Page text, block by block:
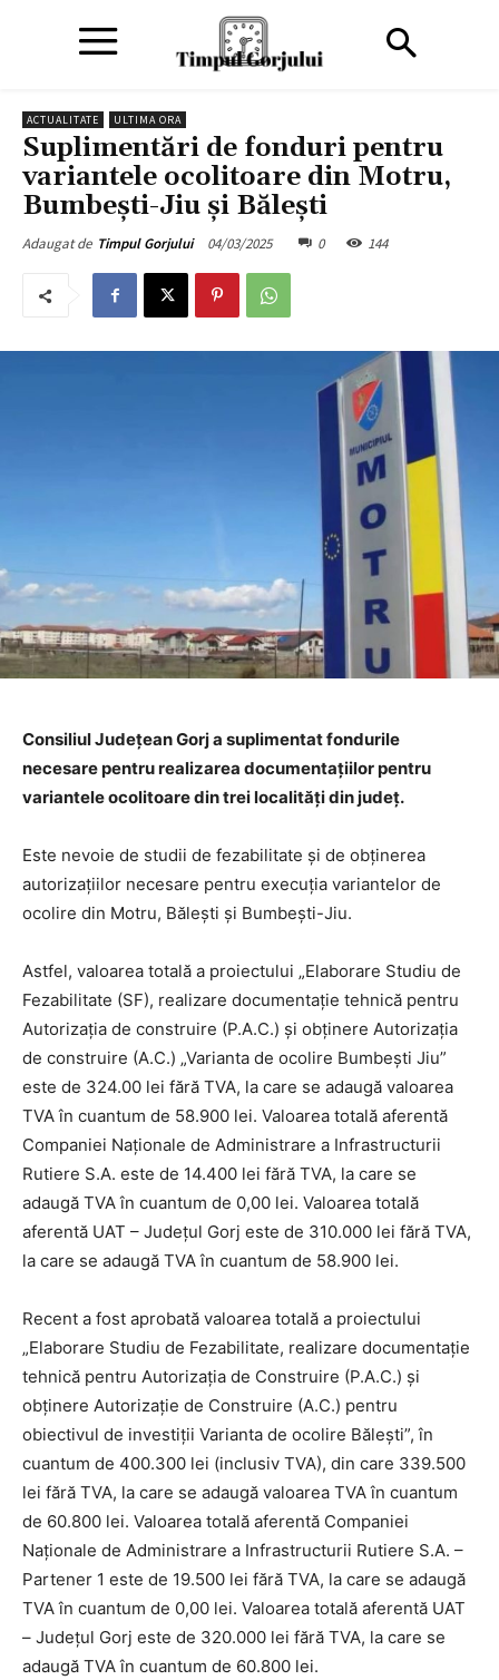
ACTUALITATE ULTIMA ORA
Suplimentări de fonduri pentru
variantele ocolitoare din Motru,
Bumbești-Jiu și Bălești
Adaugat de Timpul Gorjului 04/03/2025 0 144
Consiliul Județean Gorj a suplimentat fondurile
necesare pentru realizarea documentațiilor pentru
variantele ocolitoare din trei localități din județ.
Este nevoie de studii de fezabilitate și de obținerea
autorizațiilor necesare pentru execuția variantelor de
ocolire din Motru, Bălești și Bumbești-Jiu.
Astfel, valoarea totală a proiectului „Elaborare Studiu de
Fezabilitate (SF), realizare documentație tehnică pentru
Autorizația de construire (P.A.C.) și obținere Autorizația
de construire (A.C.) „Varianta de ocolire Bumbești Jiu”
este de 324.00 lei fără TVA, la care se adaugă valoarea
TVA în cuantum de 58.900 lei. Valoarea totală aferentă
Companiei Naționale de Administrare a Infrastructurii
Rutiere S.A. este de 14.400 lei fără TVA, la care se
adaugă TVA în cuantum de 0,00 lei. Valoarea totală
aferentă UAT – Județul Gorj este de 310.000 lei fără TVA,
la care se adaugă TVA în cuantum de 58.900 lei.
Recent a fost aprobată valoarea totală a proiectului
„Elaborare Studiu de Fezabilitate, realizare documentație
tehnică pentru Autorizația de Construire (P.A.C.) și
obținere Autorizație de Construire (A.C.) pentru
obiectivul de investiții Varianta de ocolire Băleşti”, în
cuantum de 400.300 lei (inclusiv TVA), din care 339.500
lei fără TVA, la care se adaugă valoarea TVA în cuantum
de 60.800 lei. Valoarea totală aferentă Companiei
Naționale de Administrare a Infrastructurii Rutiere S.A. –
Partener 1 este de 19.500 lei fără TVA, la care se adaugă
TVA în cuantum de 0,00 lei. Valoarea totală aferentă UAT
– Județul Gorj este de 320.000 lei fără TVA, la care se
adaugă TVA în cuantum de 60.800 lei.